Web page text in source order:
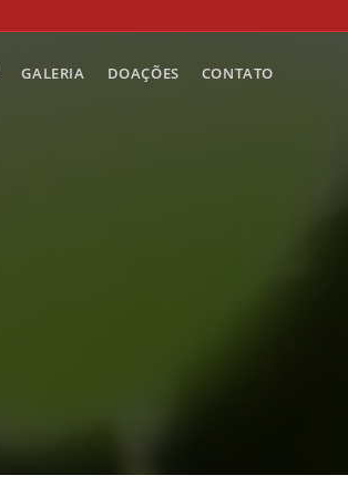
GALERIA DOAÇÕES CONTATO